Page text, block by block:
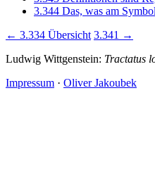
3.344 Das, was am
← 3.334 Übersicht 3.341 →
Ludwig Wittgenstein: Tractatus
Impressum · Oliver Jakoubek